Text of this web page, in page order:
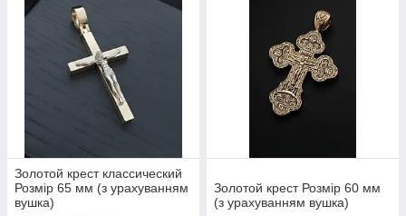
Золотой крест классический
Розмір 65 мм (з урахуванням
вушка)
Золотой крест Розмір 60 мм
(з урахуванням вушка)